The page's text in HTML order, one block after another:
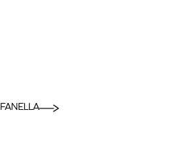
FANELLA